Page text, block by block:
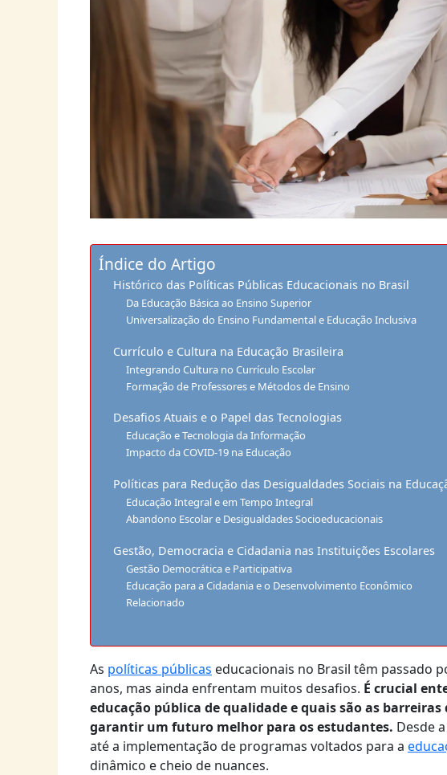
Índice do Artigo
Histórico das Políticas Públicas Educacionais no Brasil
Da Educação Básica ao Ensino Superior
Universalização do Ensino Fundamental e Educação Inclusiva
Currículo e Cultura na Educação Brasileira
Integrando Cultura no Currículo Escolar
Formação de Professores e Métodos de Ensino
Desafios Atuais e o Papel das Tecnologias
Educação e Tecnologia da Informação
Impacto da COVID-19 na Educação
Políticas para Redução das Desigualdades Sociais na
Educação Integral e em Tempo Integral
Abandono Escolar e Desigualdades Socioeducacionais
Gestão, Democracia e Cidadania nas Instituições Escolares
Gestão Democrática e Participativa
Educação para a Cidadania e o Desenvolvimento Econômico
Relacionado
As políticas públicas educacionais no Brasil têm passado
anos, mas ainda enfrentam muitos desafios. É crucial
educação pública de qualidade e quais são as
garantir um futuro melhor para os estudantes. Desde
até a implementação de programas voltados para a
dinâmico e cheio de nuances.